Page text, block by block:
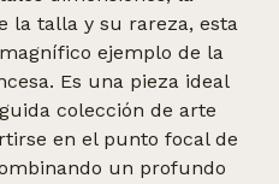
la talla y su rareza, esta
ejemplo de la
Es una pieza ideal
colección de arte
en el punto focal de
un profundo